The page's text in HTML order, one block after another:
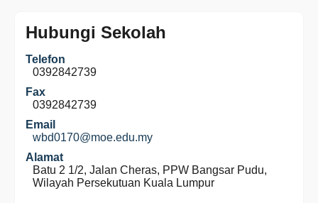
Hubungi Sekolah
Telefon
0392842739
Fax
0392842739
Email
wbd0170@moe.edu.my
Alamat
Batu 2 1/2, Jalan Cheras, PPW Bangsar Pudu,
Wilayah Persekutuan Kuala Lumpur